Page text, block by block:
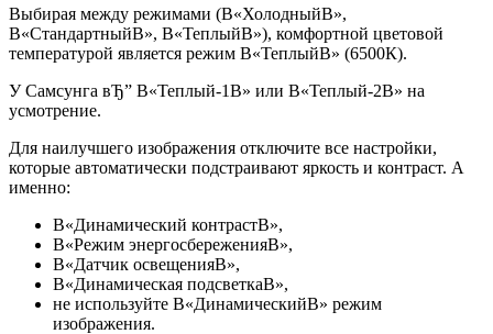
Выбирая между режимами (В«ХолодныйВ»,
В«СтандартныйВ», В«ТеплыйВ»), комфортной цветовой
температурой является режим В«ТеплыйВ» (6500К).
У Самсунга вЂ” В«Теплый-1В» или В«Теплый-2В» на
усмотрение.
Для наилучшего изображения отключите все настройки,
которые автоматически подстраивают яркость и контраст. А
именно:
В«Динамический контрастВ»,
В«Режим энергосбереженияВ»,
В«Датчик освещенияВ»,
В«Динамическая подсветкаВ»,
не используйте В«ДинамическийВ» режим
изображения.